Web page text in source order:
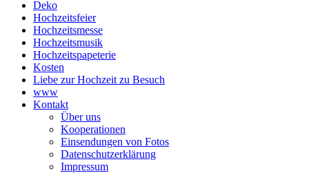
Deko
Hochzeitsfeier
Hochzeitsmesse
Hochzeitsmusik
Hochzeitspapeterie
Kosten
Liebe zur Hochzeit zu Besuch
www
Kontakt
Über uns
Kooperationen
Einsendungen von Fotos
Datenschutzerklärung
Impressum